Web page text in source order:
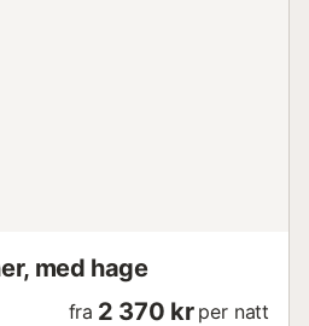
med hage
fra 2 370 kr per natt